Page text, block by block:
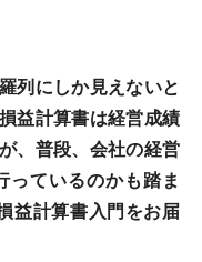
列にしか見えないと
益計算書は経営成績
、普段、会社の経営
っているのかも踏ま
益計算書入門をお届